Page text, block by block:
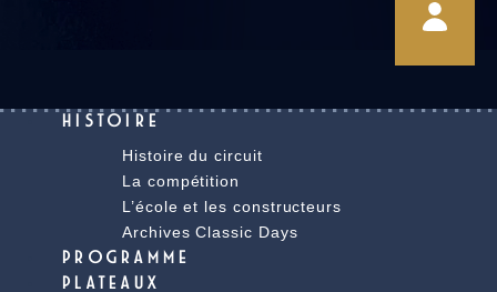
HISTOIRE
Histoire du circuit
La compétition
L’école et les constructeurs
Archives Classic Days
PROGRAMME
PLATEAUX